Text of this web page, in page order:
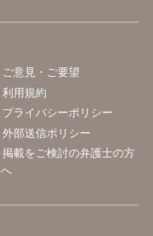
ご意見・ご要望
利用規約
プライバシーポリシー
外部送信ポリシー
掲載をご検討の弁護士の方
へ